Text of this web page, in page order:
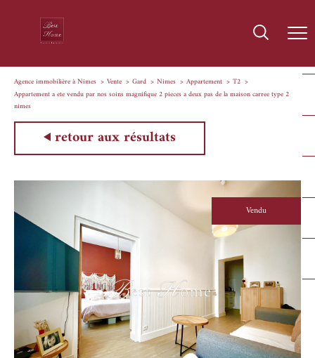
Agence immobilière à Nîmes Vente Gard Nimes Appartement
T2
Appartement a ete vendu par nos soins magnifique 2 pieces a deux pas de la maison carree type 2
nimes
retour aux résultats
Vendu